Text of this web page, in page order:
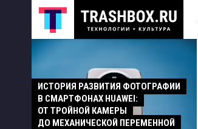
ИСТОРИЯ РАЗВИТИЯ ФОТОГРАФИИ
В СМАРТФОНАХ HUAWEI:
ОТ ТРОЙНОЙ КАМЕРЫ
ДО МЕХАНИЧЕСКОЙ ПЕРЕМЕННОЙ